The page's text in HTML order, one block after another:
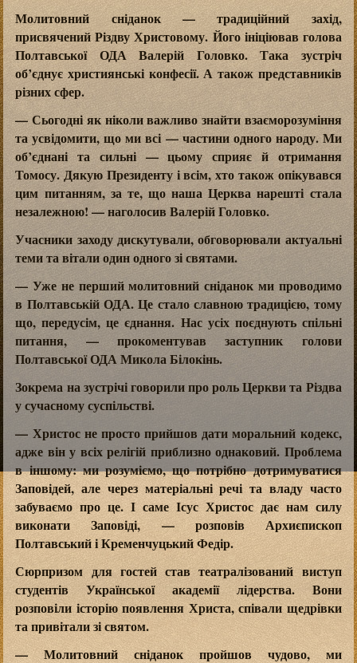
Молитовний сніданок — традиційний захід,
присвячений Різдву Христовому. Його ініціював голова
Полтавської ОДА Валерій Головко. Така зустріч
об’єднує християнські конфесії. А також представників
різних сфер.
— Сьогодні як ніколи важливо знайти взаєморозуміння
та усвідомити, що ми всі — частини одного народу. Ми
об’єднані та сильні — цьому сприяє й отримання
Томосу. Дякую Президенту і всім, хто також опікувався
цим питанням, за те, що наша Церква нарешті стала
незалежною! — наголосив Валерій Головко.
Учасники заходу дискутували, обговорювали актуальні
теми та вітали один одного зі святами.
— Уже не перший молитовний сніданок ми проводимо
в Полтавській ОДА. Це стало славною традицією, тому
що, передусім, це єднання. Нас усіх поєднують спільні
питання, — прокоментував заступник голови
Полтавської ОДА Микола Білокінь.
Зокрема на зустрічі говорили про роль Церкви та Різдва
у сучасному суспільстві.
— Христос не просто прийшов дати моральний кодекс,
адже він у всіх релігій приблизно однаковий. Проблема
в іншому: ми розуміємо, що потрібно дотримуватися
Заповідей, але через матеріальні речі та владу часто
забуваємо про це. І саме Ісус Христос дає нам силу
виконати Заповіді, — розповів Архиєпископ
Полтавський і Кременчуцький Федір.
Сюрпризом для гостей став театралізований виступ
студентів Української академії лідерства. Вони
розповіли історію появлення Христа, співали щедрівки
та привітали зі святом.
— Молитовний сніданок пройшов чудово, ми